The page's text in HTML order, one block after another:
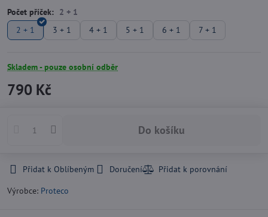
Počet příček:
2 + 1
3 + 1 4 + 1 5 + 1 6 + 1 7 + 1
Skladem - pouze osobní odběr
790 Kč
Do košíku
Přidat k Oblíbeným
Doručení
Výrobce: Proteco